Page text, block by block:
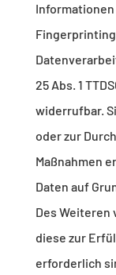
Informationen
25 Abs. 1
widerrufbar.
oder zur
Maßnahmen
Daten auf
Des Weiteren
diese zur
erforderlich